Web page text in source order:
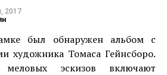
2017
был обнаружен альбом с
художника Томаса Гейнсборо.
эскизов включают